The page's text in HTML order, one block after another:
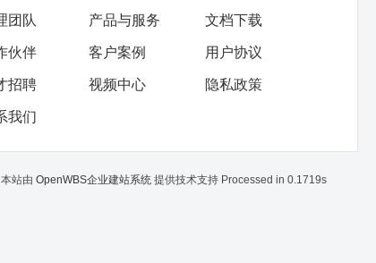
团队
伙伴
招聘
我们
产品与服务
客户案例
视频中心
文档下载
用户协议
隐私政策
本站由 OpenWBS企业建站系统 提供技术支持 Processed in 0.1719s